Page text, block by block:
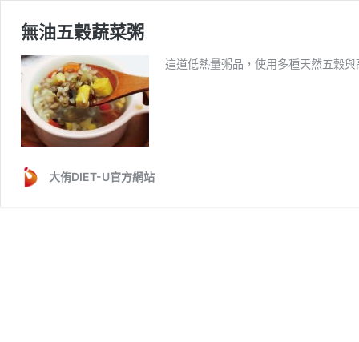
無油五穀蔬菜粥
這道低熱量粥品，使用多種天然五穀
大侑DIET-U官方網站